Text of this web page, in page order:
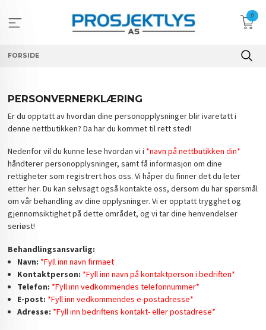
innholdet
0
FORSIDE
PERSONVERNERKLÆRING
Er du opptatt av hvordan dine personopplysninger blir ivaretatt i
denne nettbutikken? Da har du kommet til rett sted!
Nedenfor vil du kunne lese hvordan vi i *navn på nettbutikken din*
håndterer personopplysninger, samt få informasjon om dine
rettigheter som registrert hos oss. Vi håper du finner det du leter
etter her. Du kan selvsagt også kontakte oss, dersom du har spørsmål
om vår behandling av dine opplysninger. Vi er opptatt trygghet og
gjennomsiktighet på dette området, og vi tar dine henvendelser
seriøst!
Behandlingsansvarlig:
Navn: *Fyll inn navn firmaet
Kontaktperson: *Fyll inn navn på kontaktperson i bedriften*
Telefon: *Fyll inn vedkommendes telefonnummer*
E-post: *Fyll inn vedkommendes e-postadresse*
Adresse: *Fyll inn bedriftens kontakt- eller postadrese*